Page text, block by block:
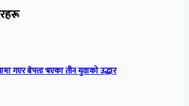
गएर बेपत्ता भएका तीन युवाको उद्धार